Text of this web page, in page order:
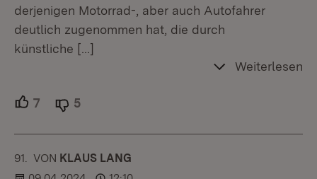
derjenigen Motorrad-, aber auch Autofahrer
deutlich zugenommen hat, die durch
künstliche […]
Weiterlesen
7 Unterstützer.
5
91. KOMMENTAR
VON :KLAUS LANG